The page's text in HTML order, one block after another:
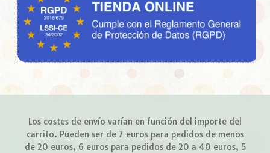
Los costes de envío varían en función del importe del
carrito. Pueden ser de 7 euros para pedidos de menos
de 20 euros, 6 euros para pedidos de 20 a 40 euros, 5